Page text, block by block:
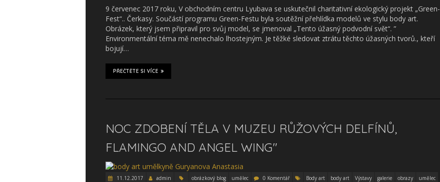
9 červenec 2017 roku, V obchodním centru Lyubava se uskutečnil charitativní ekologický projekt „Green-
Fest“.. Čerkasy. Součástí programu Green-Festu byla soutěžní přehlídka modelů ve stylu body art.
Obrázek, který jsem připravil pro svůj model, se jmenoval „Tento úžasný podvodní svět“. ”
Environmentální téma mě nenechalo lhostejným. Je těžké sledovat ztrátu těchto úžasných tvorů., kteří
bojují…
PŘEČTĚTE SI VÍCE
NOC ZDOBENÍ TĚLA V MUZEU RŮŽOVÝCH DELFÍNŮ,
FLAMINGO AND ANGEL WING"
11.12.2017 admin obrázkový blog umělec 0 Komentář Body art body art Výstavy galerie obrazy umělec